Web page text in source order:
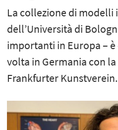
La collezione di modelli
dell’Università di
importanti in Europa –
volta in Germania con
Frankfurter Kunstverein.